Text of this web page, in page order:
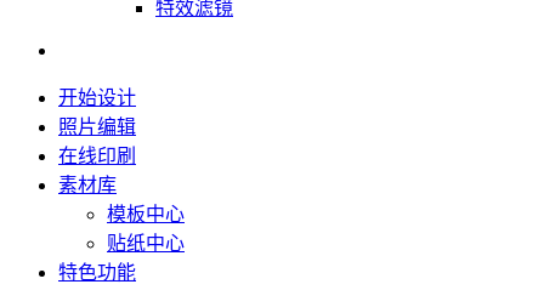
特效滤镜
开始设计
照片编辑
在线印刷
素材库
模板中心
贴纸中心
特色功能